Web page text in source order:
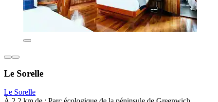
Le Sorelle
Le Sorelle